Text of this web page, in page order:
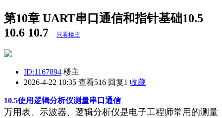
第10章 UART串口通信和指针基础10.5
10.6 10.7
只看楼主
ID:1167894 楼主
2026-4-22 10:35 查看516 回复1 收藏
10.5使用逻辑分析仪测量串口通信
万用表、示波器、逻辑分析仪是电子工程师常用的测量